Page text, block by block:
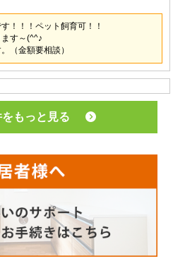
！！！ペット飼育可！！
す～(^^♪
（金額要相談）
もっと見る